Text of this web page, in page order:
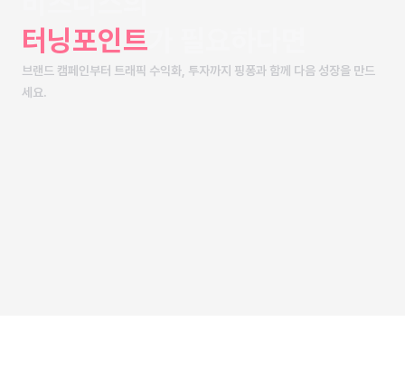
터닝포인트
브랜드 캠페인부터 트래픽 수익화, 투자까지 핑퐁과 함께 다음 성장을 만드
세요.